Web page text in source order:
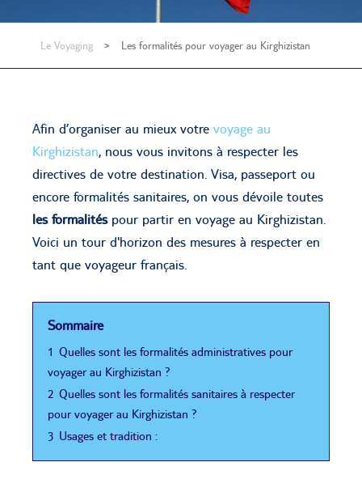
Le Voyaging > Les formalités pour voyager au Kirghizistan
Afin d’organiser au mieux votre voyage au
Kirghizistan, nous vous invitons à respecter les
directives de votre destination. Visa, passeport ou
encore formalités sanitaires, on vous dévoile toutes
les formalitéspour partir en voyage au Kirghizistan.
Voici un tour d'horizon des mesures à respecter en
tant que voyageur français.
Sommaire
1 Quelles sont les formalités administratives pour
voyager au Kirghizistan ?
2 Quelles sont les formalités sanitaires à respecter
pour voyager au Kirghizistan ?
3 Usages et tradition :